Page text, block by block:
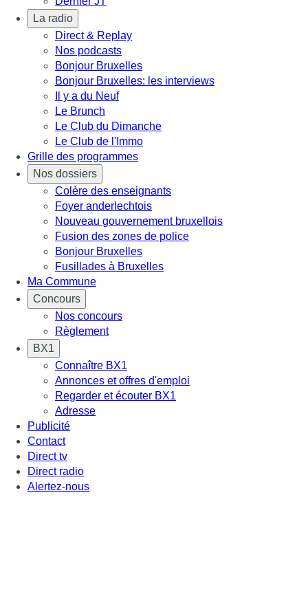
La radio
Direct & Replay
Nos podcasts
Bonjour Bruxelles
Bonjour Bruxelles: les interviews
Il y a du Neuf
Le Brunch
Le Club du Dimanche
Le Club de l'Immo
Grille des programmes
Nos dossiers
Colère des enseignants
Foyer anderlechtois
Nouveau gouvernement bruxellois
Fusion des zones de police
Bonjour Bruxelles
Fusillades à Bruxelles
Ma Commune
Concours
Nos concours
Règlement
BX1
Connaître BX1
Annonces et offres d'emploi
Regarder et écouter BX1
Adresse
Publicité
Contact
Direct tv
Direct radio
Alertez-nous